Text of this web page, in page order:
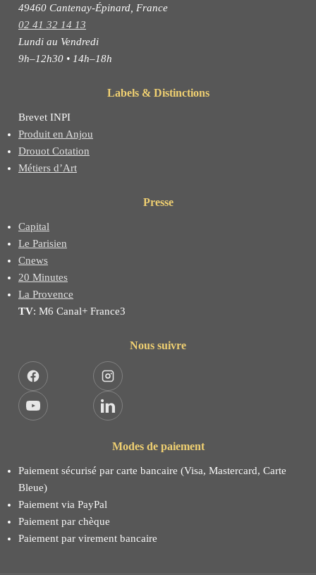
49460 Cantenay-Épinard, France
02 41 32 14 13
Lundi au Vendredi
9h–12h30 • 14h–18h
Labels & Distinctions
Brevet INPI
Produit en Anjou
Drouot Cotation
Métiers d’Art
Presse
Capital
Le Parisien
Cnews
20 Minutes
La Provence
TV: M6 Canal+ France3
Nous suivre
Facebook Instagram
YouTube LinkedIn
Modes de paiement
Paiement sécurisé par carte bancaire (Visa, Mastercard, Carte
Bleue)
Paiement via PayPal
Paiement par chèque
Paiement par virement bancaire